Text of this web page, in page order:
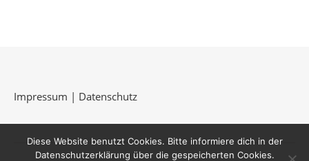
Impressum | Datenschutz
Diese Website benutzt Cookies. Bitte informiere dich in der
Datenschutzerklärung über die gespeicherten Cookies.